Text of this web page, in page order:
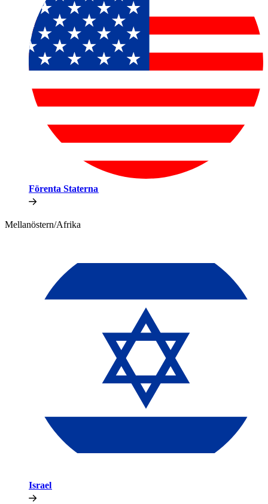
Förenta Staterna​​
Mellanöstern/Afrika​​
Israel​​